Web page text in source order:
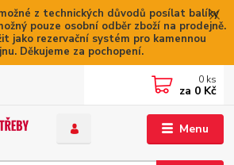
z technických důvodů posílat balíky
pouze osobní odběr zboží na prodejně.
jako rezervační systém pro kamennou
Děkujeme za pochopení.
Menu
0 ks
za 0 Kč